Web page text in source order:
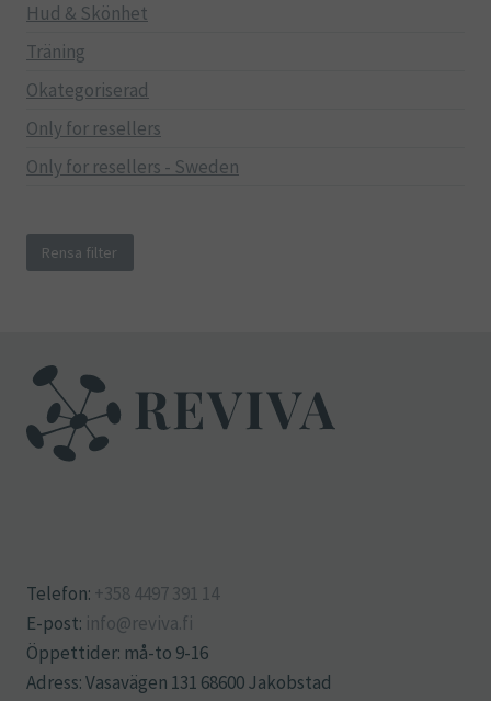
Hud & Skönhet
Träning
Okategoriserad
Only for resellers
Only for resellers - Sweden
Rensa filter
Telefon: +358 4497 391 14
E-post: info@reviva.fi
Öppettider: må-to 9-16
Adress: Vasavägen 131 68600 Jakobstad